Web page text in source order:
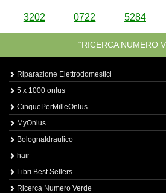
3202 0722 5284
“RICERCA NUMERO
Riparazione Elettrodomestici
5 x 1000 onlus
CinquePerMilleOnlus
MyOnlus
BolognaIdraulico
hair
Libri Best Sellers
Ricerca Numero Verde